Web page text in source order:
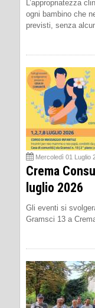
L’appropriatezza
ogni bambino che
previsti, senza
Mercoledì 01 Luglio
Crema
luglio 2026
Gli eventi si
Gramsci 13 a